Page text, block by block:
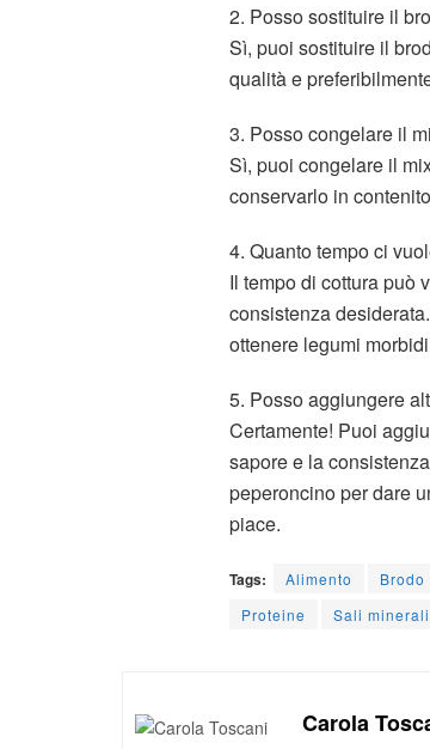
2. Posso sostituire il
Sì, puoi sostituire il
qualità e
3. Posso congelare il
Sì, puoi congelare il
conservarlo in
4. Quanto tempo ci
Il tempo di cottura può
consistenza
ottenere legumi
5. Posso aggiungere
Certamente! Puoi
sapore e la
peperoncino per dare
piace.
Tags: Alimento Brodo
Proteine
Sali minerali
Carola